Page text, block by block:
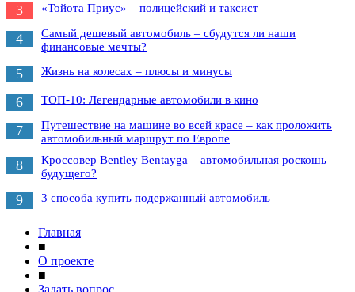
3 «Тойота Приус» – полицейский и таксист
4
Самый дешевый автомобиль – сбудутся ли наши
финансовые мечты?
5 Жизнь на колесах – плюсы и минусы
6 ТОП-10: Легендарные автомобили в кино
7
Путешествие на машине во всей красе – как проложить
автомобильный маршрут по Европе
8
Кроссовер Bentley Bentayga – автомобильная роскошь
будущего?
9 3 способа купить подержанный автомобиль
Главная
■
О проекте
■
Задать вопрос